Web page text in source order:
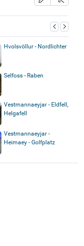
Hvolsvöllur - Nordlichter
Selfoss - Raben
Vestmannaeyjar - Eldfell,
Helgafell
Vestmannaeyjar -
Heimaey - Golfplatz